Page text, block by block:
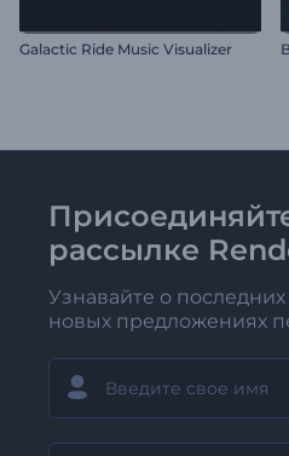
Galactic Ride Music Visualizer
рассылке
Узнавайте о последних
новых предложениях